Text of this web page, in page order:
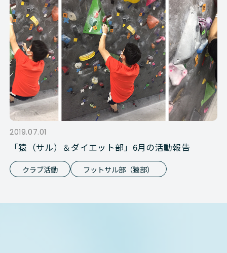
2019.07.01
「猿（サル）＆ダイエット部」6月の活動報告
クラブ活動 フットサル部（猿部）